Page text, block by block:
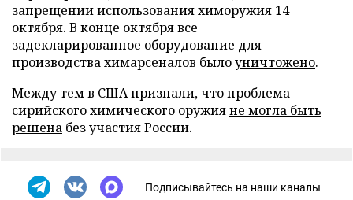
запрещении использования химоружия 14
октября. В конце октября все
задекларированное оборудование для
производства химарсеналов былоуничтожено.
Между тем в США признали, что проблема
сирийского химического оружияне могла быть
решена без участия России.
Подписывайтесь на наши каналы